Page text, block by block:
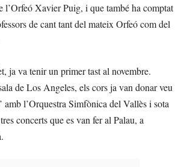
l’Orfeó Xavier Puig, i que també ha comptat
de cant tant del mateix Orfeó com del
ja va tenir un primer tast al novembre.
de Los Angeles, els cors ja van donar veu
amb l’Orquestra Simfònica del Vallès i sota
concerts que es van fer al Palau, a